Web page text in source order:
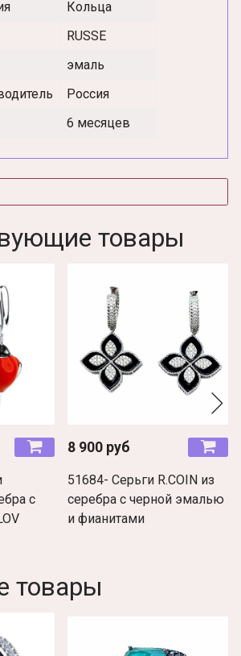
Кольца
RUSSE
эмаль
Россия
6 месяцев
товары
с
8 900 руб
51684- Серьги R.COIN из
серебра с черной эмалью
и фианитами
товары